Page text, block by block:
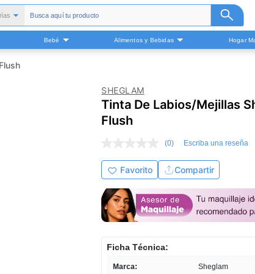
Todas
Belleza
Bebé Alimentos y Bebidas Hogar
SHEGLAM
Tinta De Labios/Mejillas
Flush
puntuación
Enlace
en
la
misma
página.
(0) Escriba una reseña
Favorito Compartir
Ficha Técnica:
Marca: Sheglam